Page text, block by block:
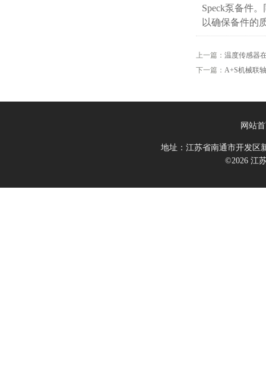
Speck泵备件
以确保备件的
上一篇： 温度传感器
下一篇： A+S机械联
网站
地址：江苏省南通市开发区
©2026 江